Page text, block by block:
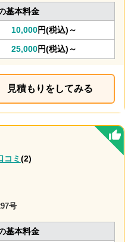
基本料金
10,000円(税込)～
25,000円(税込)～
見積もりをしてみる
コミ (2)
号
基本料金